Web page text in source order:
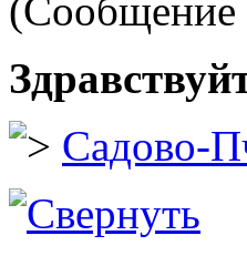
(Сообщение
Садово-